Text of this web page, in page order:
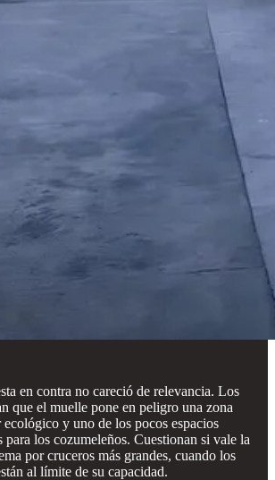
en contra no careció de relevancia. Los
que el muelle pone en peligro una zona
y uno de los pocos espacios
para los cozumeleños. Cuestionan si vale la
por cruceros más grandes, cuando los
al límite de su capacidad.